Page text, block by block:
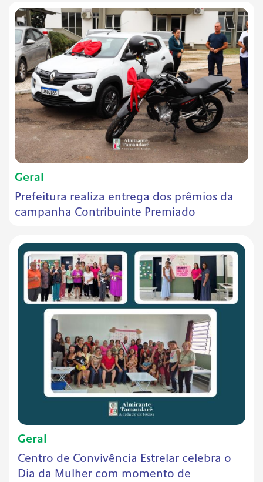
Geral
Prefeitura realiza entrega dos prêmios da
campanha Contribuinte Premiado
Geral
Centro de Convivência Estrelar celebra o
Dia da Mulher com momento de